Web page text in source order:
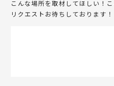
こんな場所を取材してほしい！
リクエストお待ちしております！